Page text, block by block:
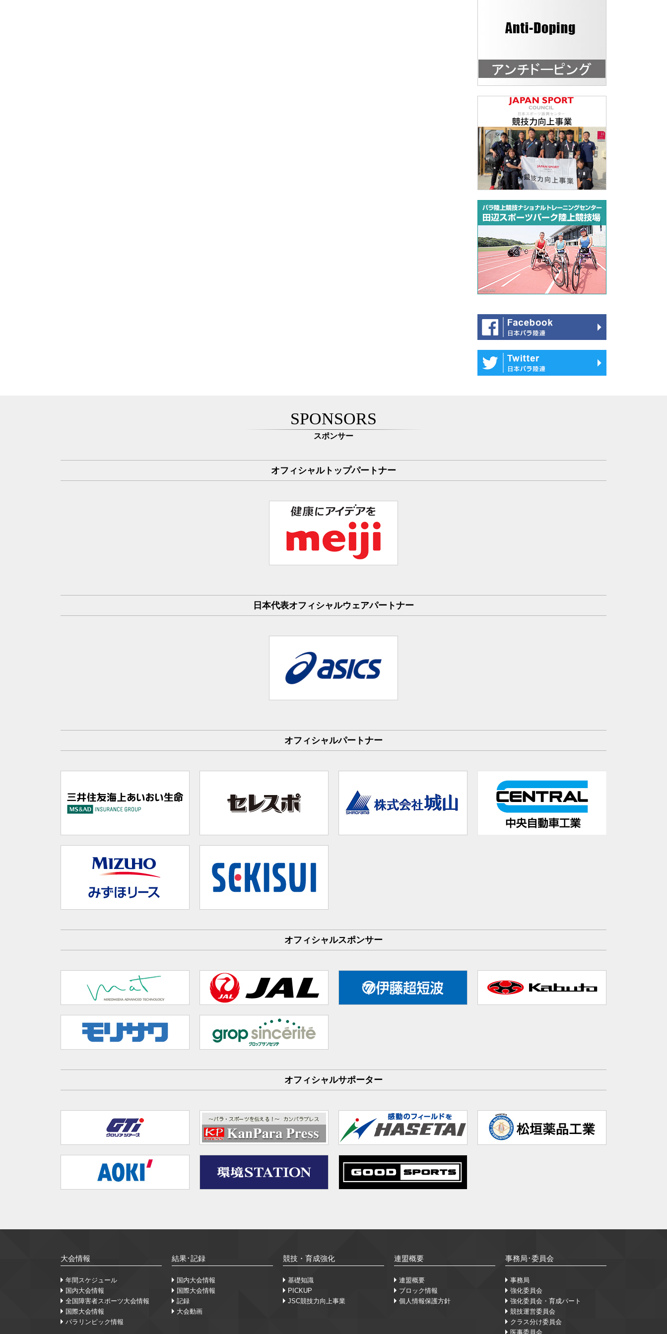
SPONSORS
スポンサー
オフィシャルトップパートナー
日本代表オフィシャルウェアパートナー
オフィシャルパートナー
オフィシャルスポンサー
オフィシャルサポーター
大会情報
年間スケジュール
国内大会情報
全国障害者スポーツ大会情報
国際大会情報
パラリンピック情報
結果･記録
国内大会情報
国際大会情報
記録
大会動画
競技・育成強化
基礎知識
PICKUP
JSC競技力向上事業
連盟概要
連盟概要
ブロック情報
個人情報保護方針
事務局･委員会
事務局
強化委員会
強化委員会・育成パート
競技運営委員会
クラス分け委員会
医事委員会